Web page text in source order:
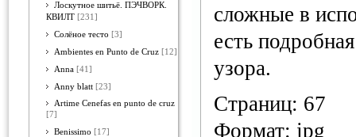
Лоскутное шитьё. ПЭЧВОРК.
КВИЛТ [231]
Солёное тесто [3]
Ambientes en Punto de Cruz [12]
Anna [41]
Anny blatt [23]
Artime Cenefas en punto de cruz
[7]
Benissimo [17]
сложные в
есть
узора.
Страниц: 67
Формат: jpg